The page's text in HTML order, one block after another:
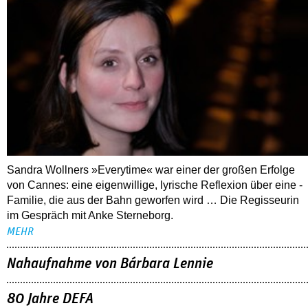
Sandra Wollners »Everytime« war einer der großen Erfolge
von Cannes: eine eigenwillige, lyrische Reflexion über eine ­
Familie, die aus der Bahn geworfen wird … Die Regisseurin
im Gespräch mit Anke Sterneborg.
MEHR
Nahaufnahme von Bárbara Lennie
80 Jahre DEFA